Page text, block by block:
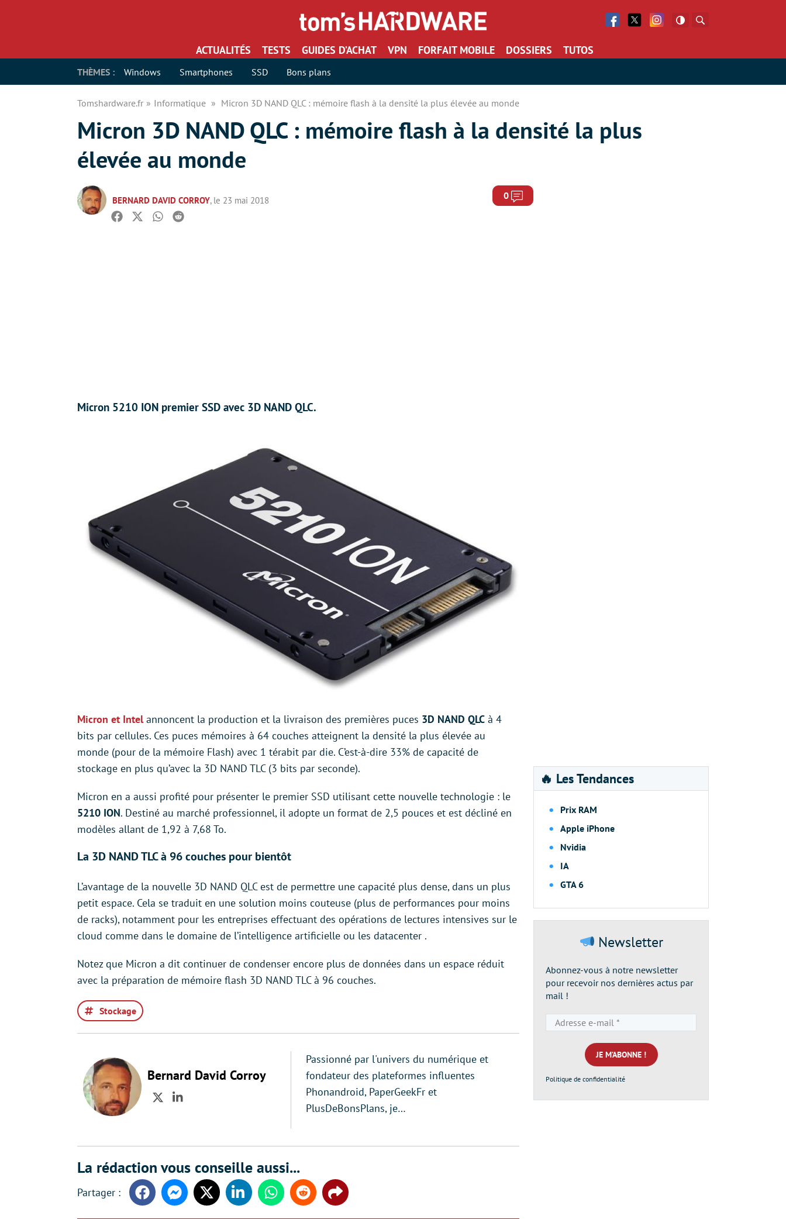
Facebook
Twitter Facebook
ACTUALITÉS TESTS GUIDES D’ACHAT VPN FORFAIT MOBILE DOSSIERS TUTOS
THÈMES : Windows Smartphones SSD Bons plans
Tomshardware.fr Informatique Micron 3D NAND QLC : mémoire flash à la densité la plus élevée au monde
Micron 3D NAND QLC : mémoire flash à la densité la plus
élevée au monde
BERNARD DAVID CORROY, le 23 mai 2018 0 Commentaires
Facebook
TwitterWhatsapp
Reddit
Micron 5210 ION premier SSD avec 3D NAND QLC.
Micron et Intelannoncent la production et la livraison des premières puces 3D NAND QLC à 4
bits par cellules. Ces puces mémoires à 64 couches atteignent la densité la plus élevée au
monde (pour de la mémoire Flash) avec 1 térabit par die. C’est-à-dire 33% de capacité de
stockage en plus qu’avec la 3D NAND TLC (3 bits par seconde).
Micron en a aussi profité pour présenter le premier SSD utilisant cette nouvelle technologie : le
5210 ION. Destiné au marché professionnel, il adopte un format de 2,5 pouces et est décliné en
modèles allant de 1,92 à 7,68 To.
La 3D NAND TLC à 96 couches pour bientôt
L’avantage de la nouvelle 3D NAND QLC est de permettre une capacité plus dense, dans un plus
petit espace. Cela se traduit en une solution moins couteuse (plus de performances pour moins
de racks), notamment pour les entreprises effectuant des opérations de lectures intensives sur le
cloud comme dans le domaine de l’intelligence artificielle ou les datacenter .
Notez que Micron a dit continuer de condenser encore plus de données dans un espace réduit
avec la préparation de mémoire flash 3D NAND TLC à 96 couches.
Stockage
Bernard David Corroy
TwitterLinkedIn
Passionné par l'univers du numérique et
fondateur des plateformes influentes
Phonandroid, PaperGeekFr et
PlusDeBonsPlans, je…
La rédaction vous conseille aussi...
FacebookMessengerTwitter LinkedinWhatsappReddit Share
🔥 Les Tendances
Prix RAM
Apple iPhone
Nvidia
IA
GTA 6
Newsletter
Abonnez-vous à notre newsletter
pour recevoir nos dernières actus par
mail !
e-
mail
*
Politique de confidentialité